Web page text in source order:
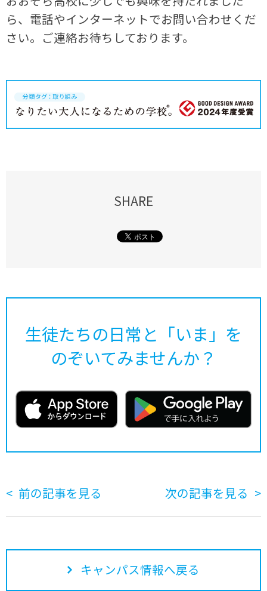
ら、電話やインターネットでお問い合わせくだ
さい。ご連絡お待ちしております。
SHARE
生徒たちの日常と「いま」を
のぞいてみませんか？
前の記事を見る 次の記事を見る
キャンパス情報へ戻る